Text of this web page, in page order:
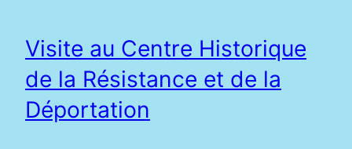
Visite au Centre Historique
de la Résistance et de la
Déportation